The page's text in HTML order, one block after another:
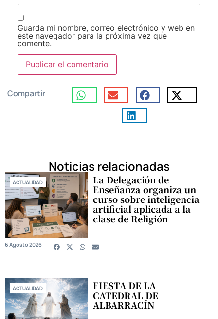
Guarda mi nombre, correo electrónico y web en
este navegador para la próxima vez que
comente.
Compartir
Noticias relacionadas
ACTUALIDAD La Delegación de
Enseñanza organiza un
curso sobre inteligencia
artificial aplicada a la
clase de Religión
6 Agosto 2026
ACTUALIDAD FIESTA DE LA
CATEDRAL DE
ALBARRACÍN